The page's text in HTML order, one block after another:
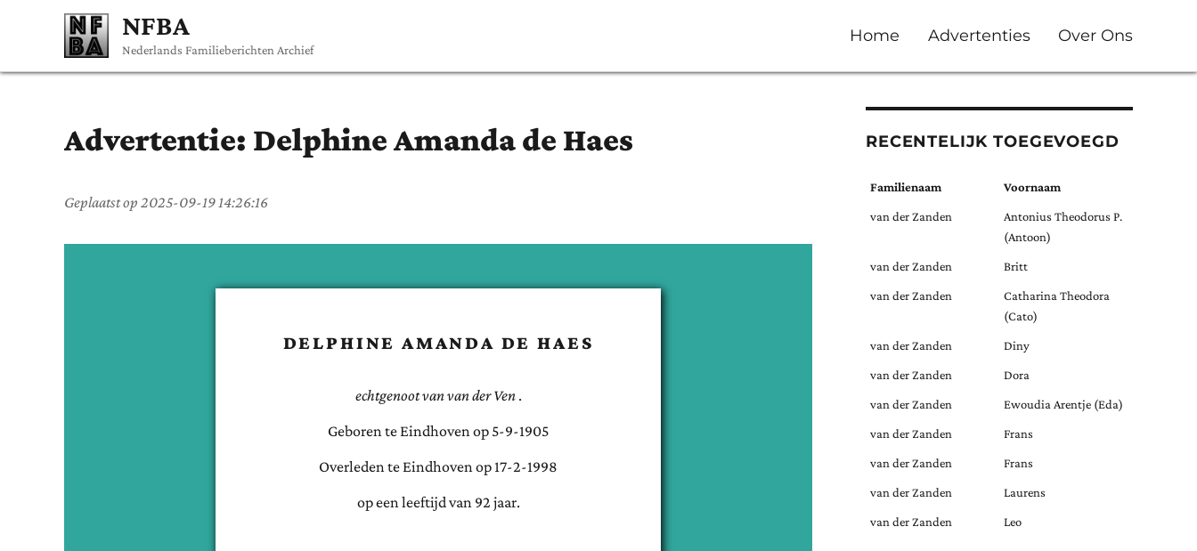
NFBA
Nederlands Familieberichten Archief
Home Advertenties Over Ons
Advertentie: Delphine Amandade Haes
Geplaatst op 2025-09-19 14:26:16
DELPHINE AMANDA DE HAES
echtgenoot vanvan der Ven .
Geboren te Eindhoven op 5-9-1905
Overleden te Eindhoven op 17-2-1998
op een leeftijd van 92 jaar.
RECENTELIJK TOEGEVOEGD
Familienaam Voornaam
van der Zanden
Antonius Theodorus P.
(Antoon)
van der Zanden Britt
van der Zanden
Catharina Theodora
(Cato)
van der Zanden Diny
van der Zanden Dora
van der Zanden Ewoudia Arentje (Eda)
van der Zanden Frans
van der Zanden Frans
van der Zanden Laurens
van der Zanden Leo